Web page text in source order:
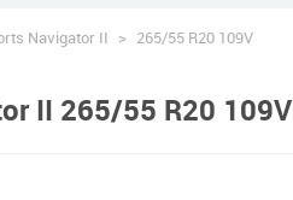
Navigator II > 265/55 R20 109V
II 265/55 R20 109V